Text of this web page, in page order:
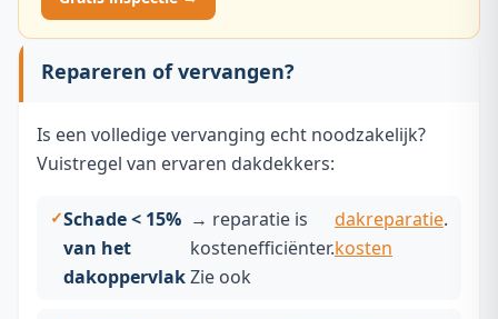
Repareren of vervangen?
Is een volledige vervanging echt noodzakelijk?
Vuistregel van ervaren dakdekkers:
Schade < 15%
van het
dakoppervlak
→ reparatie is
kostenefficiënter.
Zie ook
dakreparatie
kosten
.